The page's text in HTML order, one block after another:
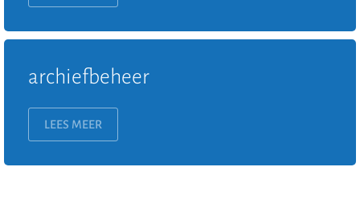
archiefbeheer
LEES MEER